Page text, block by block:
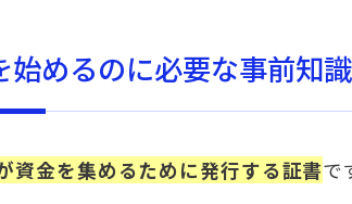
始めるのに必要な事前知識
資金を集めるために発行する証書で